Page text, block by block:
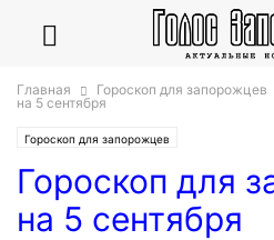
Главная Гороскоп для запорожцев
на 5 сентября
Гороскоп для запорожцев
Гороскоп для
на 5 сентября